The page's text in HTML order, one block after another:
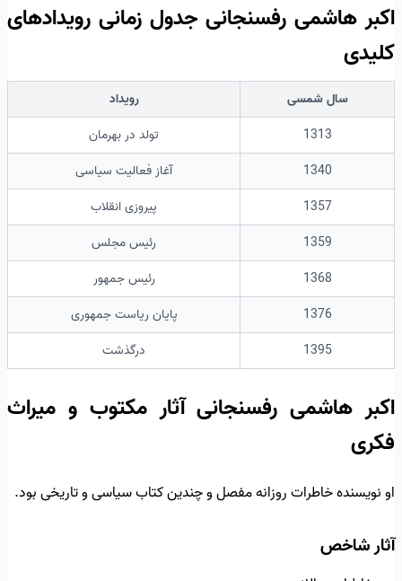
اکبر هاشمی رفسنجانی جدول زمانی رویدادهای
کلیدی
سال شمسی
رویداد
1313
تولد در بهرمان
1340
آغاز فعالیت سیاسی
1357
پیروزی انقلاب
1359
رئیس مجلس
1368
رئیس جمهور
1376
پایان ریاست جمهوری
1395
درگذشت
اکبر هاشمی رفسنجانی آثار مکتوب و میراث
فکری
او نویسنده خاطرات روزانه مفصل و چندین کتاب سیاسی و تاریخی بود.
آثار شاخص